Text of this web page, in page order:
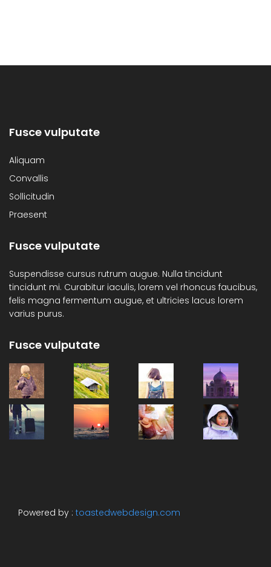
Fusce vulputate
Aliquam
Convallis
Sollicitudin
Praesent
Fusce vulputate
Suspendisse cursus rutrum augue. Nulla tincidunt
tincidunt mi. Curabitur iaculis, lorem vel rhoncus faucibus,
felis magna fermentum augue, et ultricies lacus lorem
varius purus.
Fusce vulputate
Powered by : toastedwebdesign.com